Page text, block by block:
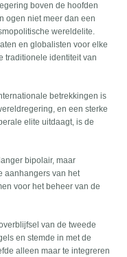
boven de hoofden
ogen niet meer dan een
wereldelite.
en globalisten voor elke
traditionele identiteit van
betrekkingen is
en een sterke
elite uitdaagt, is de
bipolair, maar
aanhangers van het
voor het beheer van de
van de tweede
en stemde in met de
alleen maar te integreren